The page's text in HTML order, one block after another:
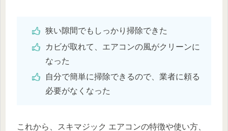
狭い隙間でもしっかり掃除できた
カビが取れて、エアコンの風がクリーンに
なった
自分で簡単に掃除できるので、業者に頼る
必要がなくなった
これから、スキマジック エアコンの特徴や使い方、